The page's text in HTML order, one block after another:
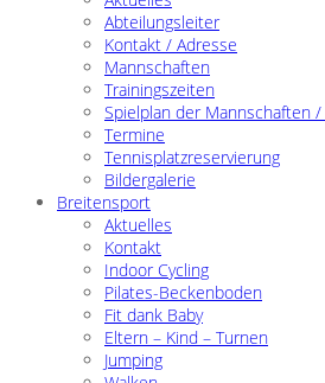
Abteilungsleiter
Kontakt / Adresse
Mannschaften
Trainingszeiten
Spielplan der Mannschaften /
Termine
Tennisplatzreservierung
Bildergalerie
Breitensport
Aktuelles
Kontakt
Indoor Cycling
Pilates-Beckenboden
Fit dank Baby
Eltern – Kind – Turnen
Jumping